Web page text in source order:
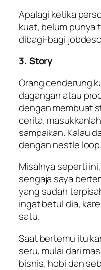
Apalagi ketika
kuat, belum punya
dibagi-bagi
3. Story
Orang cenderung
dagangan atau
dengan membuat
cerita,
sampaikan. Kalau
dengannestle loop.
Misalnya seperti
sengaja saya
yang sudah
ingat betul dia,
satu.
Saat bertemu itu
seru, mulai dari
bisnis, hobi dan